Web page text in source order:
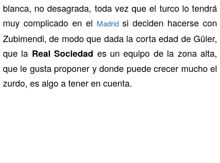
blanca, no desagrada, toda vez que el turco lo tendrá
muy complicado en el Madrid si deciden hacerse con
Zubimendi, de modo que dada la corta edad de Güler,
que la Real Sociedad es un equipo de la zona alta,
que le gusta proponer y donde puede crecer mucho el
zurdo, es algo a tener en cuenta.